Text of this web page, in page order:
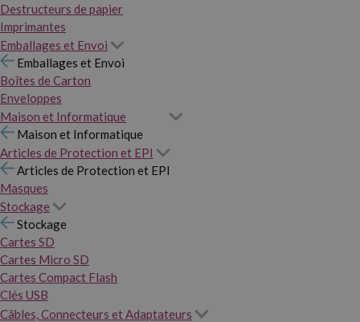
Destructeurs de papier
Imprimantes
Emballages et Envoi
Emballages et Envoi
Boîtes de Carton
Enveloppes
Maison et Informatique
Maison et Informatique
Articles de Protection et EPI
Articles de Protection et EPI
Masques
Stockage
Stockage
Cartes SD
Cartes Micro SD
Cartes Compact Flash
Clés USB
Câbles, Connecteurs et Adaptateurs